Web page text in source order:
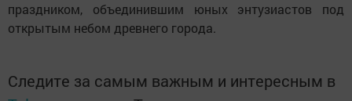
праздником, объединившим юных энтузиастов под
открытым небом древнего города.
Следите за самым важным и интересным в